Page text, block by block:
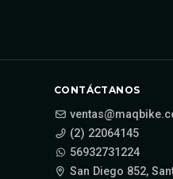
CONTÁCTANOS
(2) 22064145
56932731224
San Diego 852,